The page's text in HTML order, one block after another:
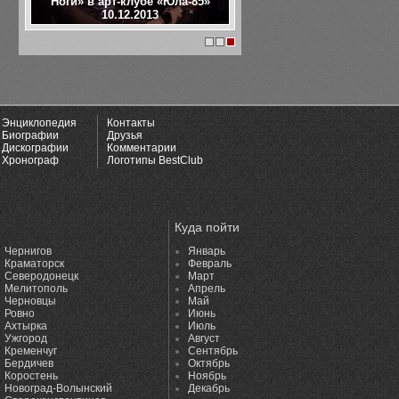
10.12.2013
Энциклопедия
Биографии
Дискографии
Хронограф
Контакты
Друзья
Комментарии
Логотипы BestClub
Чернигов
Краматорск
Северодонецк
Мелитополь
Черновцы
Ровно
Ахтырка
Ужгород
Кременчуг
Бердичев
Коростень
Новоград-Волынский
Куда пойти
Январь
Февраль
Март
Апрель
Май
Июнь
Июль
Август
Сентябрь
Октябрь
Ноябрь
Декабрь